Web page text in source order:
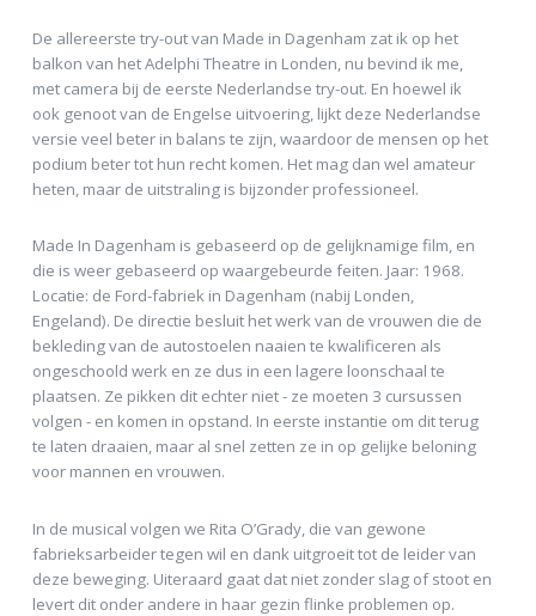
De allereerste try-out van Made in Dagenham zat ik op het
balkon van het Adelphi Theatre in Londen, nu bevind ik me,
met camera bij de eerste Nederlandse try-out. En hoewel ik
ook genoot van de Engelse uitvoering, lijkt deze Nederlandse
versie veel beter in balans te zijn, waardoor de mensen op het
podium beter tot hun recht komen. Het mag dan wel amateur
heten, maar de uitstraling is bijzonder professioneel.
Made In Dagenham is gebaseerd op de gelijknamige film, en
die is weer gebaseerd op waargebeurde feiten. Jaar: 1968.
Locatie: de Ford-fabriek in Dagenham (nabij Londen,
Engeland). De directie besluit het werk van de vrouwen die de
bekleding van de autostoelen naaien te kwalificeren als
ongeschoold werk en ze dus in een lagere loonschaal te
plaatsen. Ze pikken dit echter niet - ze moeten 3 cursussen
volgen - en komen in opstand. In eerste instantie om dit terug
te laten draaien, maar al snel zetten ze in op gelijke beloning
voor mannen en vrouwen.
In de musical volgen we Rita O’Grady, die van gewone
fabrieksarbeider tegen wil en dank uitgroeit tot de leider van
deze beweging. Uiteraard gaat dat niet zonder slag of stoot en
levert dit onder andere in haar gezin flinke problemen op.